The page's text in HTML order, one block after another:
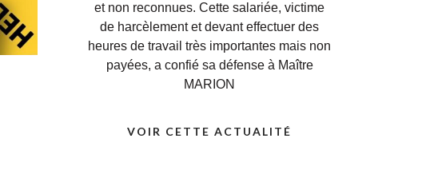
et non reconnues. Cette salariée, victime
de harcèlement et devant effectuer des
heures de travail très importantes mais non
payées, a confié sa défense à Maître
MARION
VOIR CETTE ACTUALITÉ